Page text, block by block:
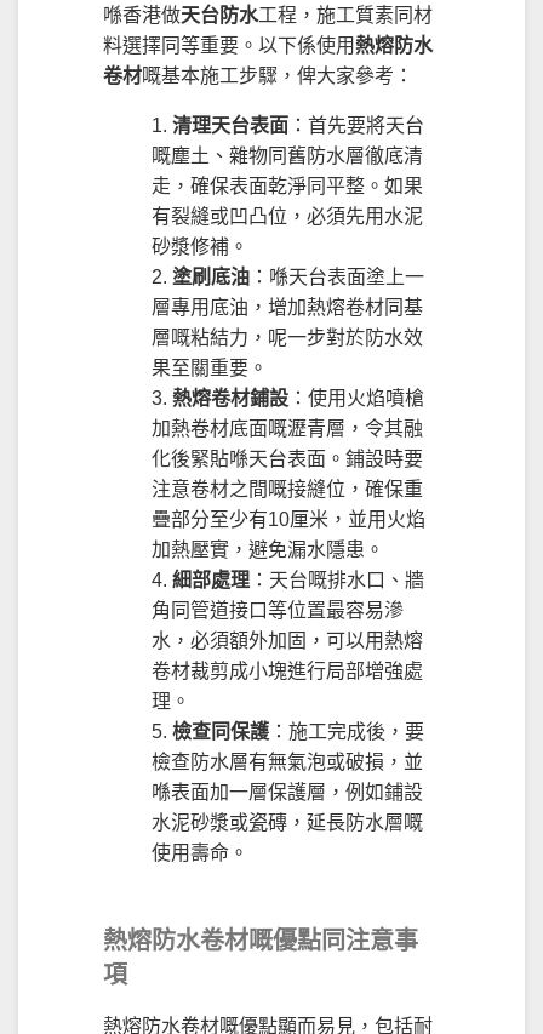
喺香港做天台防水工程，施工質素同材
料選擇同等重要。以下係使用熱熔防水
卷材嘅基本施工步驟，俾大家參考：
清理天台表面 ：首先要將天台
嘅塵土、雜物同舊防水層徹底清
走，確保表面乾淨同平整。如果
有裂縫或凹凸位，必須先用水泥
砂漿修補。
塗刷底油 ：喺天台表面塗上一
層專用底油，增加熱熔卷材同基
層嘅粘結力，呢一步對於防水效
果至關重要。
熱熔卷材鋪設 ：使用火焰噴槍
加熱卷材底面嘅瀝青層，令其融
化後緊貼喺天台表面。鋪設時要
注意卷材之間嘅接縫位，確保重
疊部分至少有10厘米，並用火焰
加熱壓實，避免漏水隱患。
細部處理 ：天台嘅排水口、牆
角同管道接口等位置最容易滲
水，必須額外加固，可以用熱熔
卷材裁剪成小塊進行局部增強處
理。
檢查同保護 ：施工完成後，要
檢查防水層有無氣泡或破損，並
喺表面加一層保護層，例如鋪設
水泥砂漿或瓷磚，延長防水層嘅
使用壽命。
熱熔防水卷材嘅優點同注意事
項
熱熔防水卷材嘅優點顯而易見，包括耐